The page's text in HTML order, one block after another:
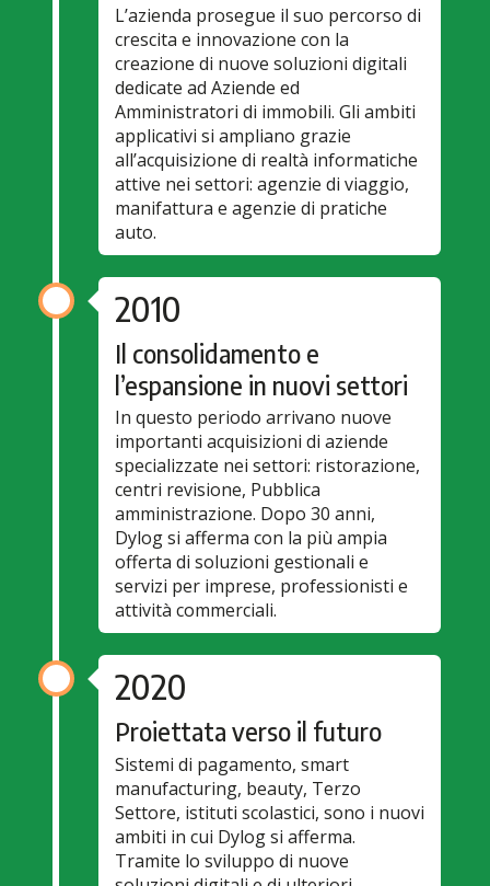
L’azienda prosegue il suo percorso di
crescita e innovazione con la
creazione di nuove soluzioni digitali
dedicate ad Aziende ed
Amministratori di immobili. Gli ambiti
applicativi si ampliano grazie
all’acquisizione di realtà informatiche
attive nei settori: agenzie di viaggio,
manifattura e agenzie di pratiche
auto.
2010
Il consolidamento e
l’espansione in nuovi settori
In questo periodo arrivano nuove
importanti acquisizioni di aziende
specializzate nei settori: ristorazione,
centri revisione, Pubblica
amministrazione. Dopo 30 anni,
Dylog si afferma con la più ampia
offerta di soluzioni gestionali e
servizi per imprese, professionisti e
attività commerciali.
2020
Proiettata verso il futuro
Sistemi di pagamento, smart
manufacturing, beauty, Terzo
Settore, istituti scolastici, sono i nuovi
ambiti in cui Dylog si afferma.
Tramite lo sviluppo di nuove